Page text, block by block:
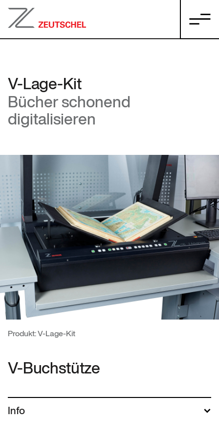
V-Lage-Kit
Bücher schonend
digitalisieren
Produkt: V-Lage-Kit
V-Buchstütze
Info